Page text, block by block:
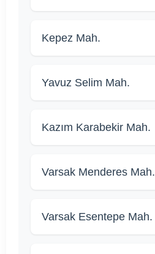
Kepez Mah.
Yavuz Selim Mah.
Kazım Karabekir Mah.
Varsak Menderes Mah.
Varsak Esentepe Mah.